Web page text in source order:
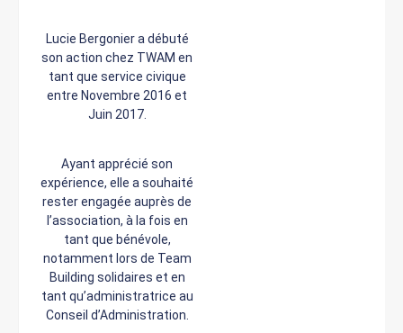
Lucie Bergonier a débuté
son action chez TWAM en
tant que service civique
entre Novembre 2016 et
Juin 2017.
Ayant apprécié son
expérience, elle a souhaité
rester engagée auprès de
l’association, à la fois en
tant que bénévole,
notamment lors de Team
Building solidaires et en
tant qu’administratrice au
Conseil d’Administration.